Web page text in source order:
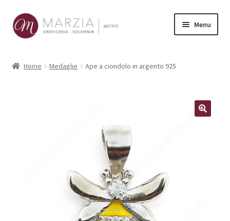
Vai
alla
Vai
al
Menu
Home Medaglie Ape a ciondolo in argento 925